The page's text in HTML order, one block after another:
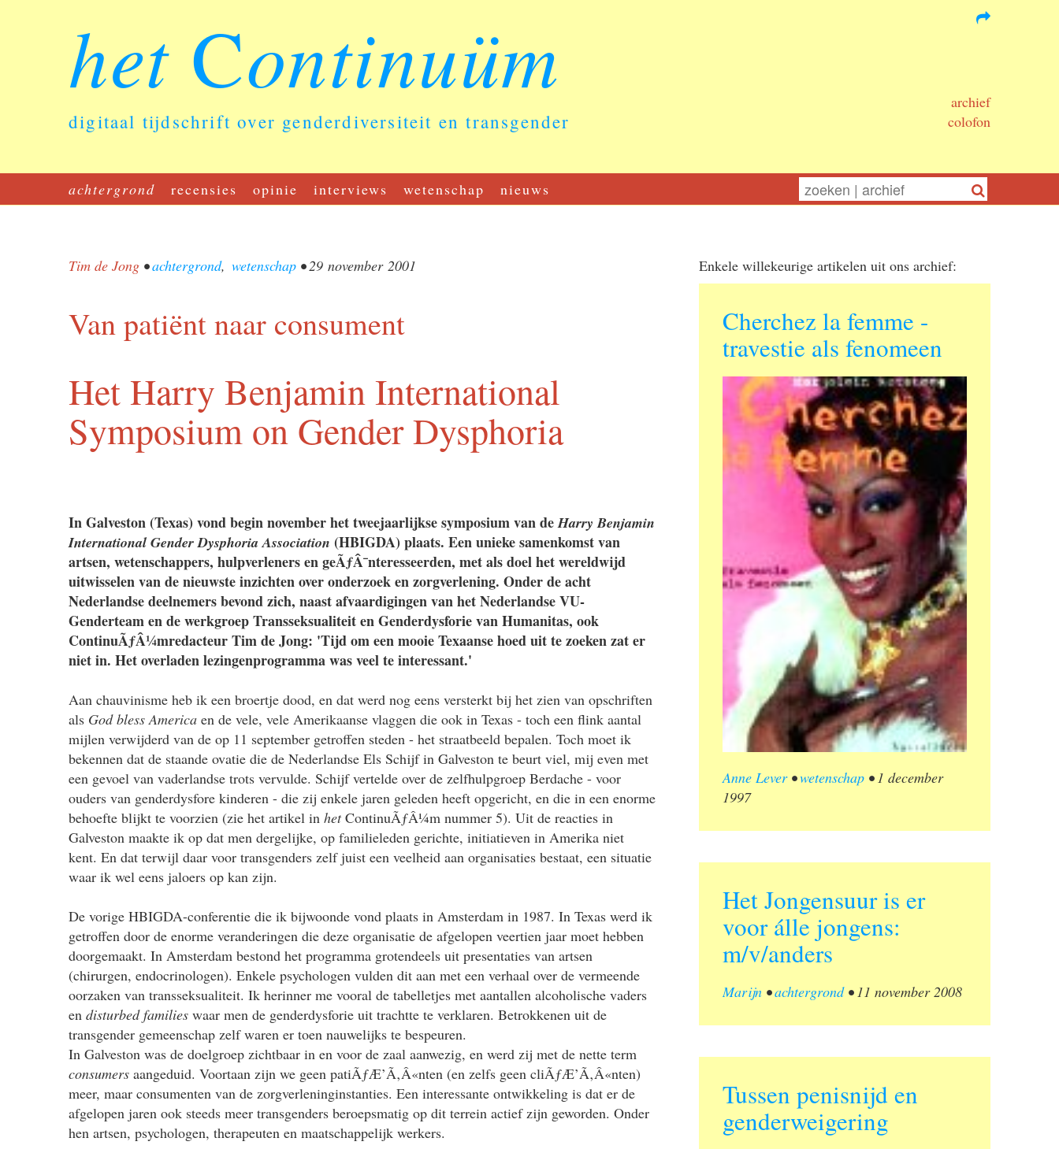
het Continuüm
digitaal tijdschrift over genderdiversiteit en transgender
archief
colofon
achtergrond recensies opinie interviews wetenschap nieuws
Tim de Jong •achtergrond, wetenschap•29 november 2001
Van patiënt naar consument
Het Harry Benjamin International
Symposium on Gender Dysphoria
In Galveston (Texas) vond begin november het tweejaarlijkse symposium van deHarry Benjamin
International Gender Dysphoria Association (HBIGDA) plaats. Een unieke samenkomst van
artsen, wetenschappers, hulpverleners en geÃƒÂ¯nteresseerden, met als doel het wereldwijd
uitwisselen van de nieuwste inzichten over onderzoek en zorgverlening. Onder de acht
Nederlandse deelnemers bevond zich, naast afvaardigingen van het Nederlandse VU-
Genderteam en de werkgroep Transseksualiteit en Genderdysforie van Humanitas, ook
ContinuÃƒÂ¼mredacteur Tim de Jong: 'Tijd om een mooie Texaanse hoed uit te zoeken zat er
niet in. Het overladen lezingenprogramma was veel te interessant.'
Aan chauvinisme heb ik een broertje dood, en dat werd nog eens versterkt bij het zien van opschriften
als God bless America en de vele, vele Amerikaanse vlaggen die ook in Texas - toch een flink aantal
mijlen verwijderd van de op 11 september getroffen steden - het straatbeeld bepalen. Toch moet ik
bekennen dat de staande ovatie die de Nederlandse Els Schijf in Galveston te beurt viel, mij even met
een gevoel van vaderlandse trots vervulde. Schijf vertelde over de zelfhulpgroep Berdache - voor
ouders van genderdysfore kinderen - die zij enkele jaren geleden heeft opgericht, en die in een enorme
behoefte blijkt te voorzien (zie het artikel in hetContinuÃƒÂ¼m nummer 5). Uit de reacties in
Galveston maakte ik op dat men dergelijke, op familieleden gerichte, initiatieven in Amerika niet
kent. En dat terwijl daar voor transgenders zelf juist een veelheid aan organisaties bestaat, een situatie
waar ik wel eens jaloers op kan zijn.
De vorige HBIGDA-conferentie die ik bijwoonde vond plaats in Amsterdam in 1987. In Texas werd ik
getroffen door de enorme veranderingen die deze organisatie de afgelopen veertien jaar moet hebben
doorgemaakt. In Amsterdam bestond het programma grotendeels uit presentaties van artsen
(chirurgen, endocrinologen). Enkele psychologen vulden dit aan met een verhaal over de vermeende
oorzaken van transseksualiteit. Ik herinner me vooral de tabelletjes met aantallen alcoholische vaders
en disturbed families waar men de genderdysforie uit trachtte te verklaren. Betrokkenen uit de
transgender gemeenschap zelf waren er toen nauwelijks te bespeuren.
In Galveston was de doelgroep zichtbaar in en voor de zaal aanwezig, en werd zij met de nette term
consumers aangeduid. Voortaan zijn we geen patiÃƒÆ’Ã‚Â«nten (en zelfs geen cliÃƒÆ’Ã‚Â«nten)
meer, maar consumenten van de zorgverleninginstanties. Een interessante ontwikkeling is dat er de
afgelopen jaren ook steeds meer transgenders beroepsmatig op dit terrein actief zijn geworden. Onder
hen artsen, psychologen, therapeuten en maatschappelijk werkers.
Enkele willekeurige artikelen uit ons archief:
Cherchez la femme -
travestie als fenomeen
Anne Lever•wetenschap •1 december
1997
Het Jongensuur is er
voor álle jongens:
m/v/anders
Marijn •achtergrond•11 november 2008
Tussen penisnijd en
genderweigering